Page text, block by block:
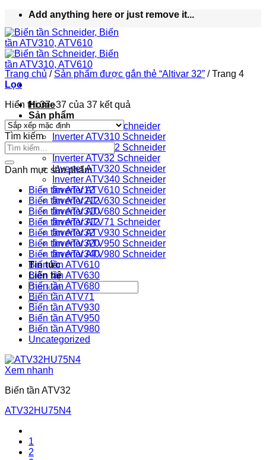
nội
dung
Add anything here or just remove it...
Home
Sản phẩm
Inverter ATV12 Schneider
Inverter ATV310 Schneider
Inverter ATV312 Schneider
Inverter ATV32 Schneider
Inverter ATV320 Schneider
Inverter ATV340 Schneider
Inverter ATV610 Schneider
Inverter ATV630 Schneider
Inverter ATV680 Schneider
Inverter ATV71 Schneider
Inverter ATV930 Schneider
Inverter ATV950 Schneider
Inverter ATV980 Schneider
Tin tức
Liên hệ
Tìm
kiếm:
Trang chủ / Sản phẩm được gắn thẻ “Altivar 32” /Trang 4
Lọc
Hiển thị 37–37 của 37 kết quả
Tìm kiếm
Danh mục sản phẩm
Biến tần ATV12
Biến tần ATV212
Biến tần ATV310
Biến tần ATV312
Biến tần ATV32
Biến tần ATV320
Biến tần ATV340
Biến tần ATV610
Biến tần ATV630
Biến tần ATV680
Biến tần ATV71
Biến tần ATV930
Biến tần ATV950
Biến tần ATV980
Uncategorized
Xem nhanh
Biến tần ATV32
ATV32HU75N4
1
2